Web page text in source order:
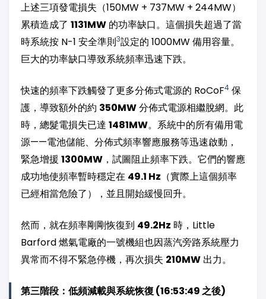
上述三項發電損失（150MW + 737MW + 244MW）
累積造成了 1131MW 的功率缺口。這個損失超過了當
時系統按 N-1 安全準則3設定的 1000MW 備用容量。
巨大的功率缺口導致系統頻率迅速下跌。
快速的頻率下跌觸發了更多分佈式電源的 RoCoF4 保
護，導致額外的約 350MW分佈式電源相繼脫網。此
時，總髮電損失已達 1481MW。系統中的所有備用電
源——電池儲能、分佈式頻率響應服務等迅速啟動，
緊急增援 1300MW ，試圖阻止頻率下跌。它們的響應
成功地使頻率暫時穩定在 49.1 Hz （實際上這個頻率
已經相當危險了），並且開始緩慢回升。
然而，就在頻率剛剛恢復到 49.2Hz 時，Little
Barford 燃氣電廠的一號機組也因蒸汽旁路系統壓力
異常而不得不緊急停機，再次損失 210MW 出力。
第三階段：低頻減載與系統恢復 (16:53:49 之後)